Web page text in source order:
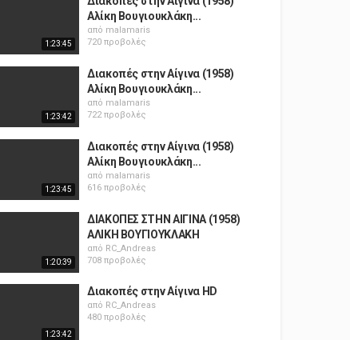
1:23:45
Αλίκη Βουγιουκλάκη...
από malamaris
720 προβολές
1:23:42
Διακοπές στην Αίγινα (1958)
Αλίκη Βουγιουκλάκη...
από malamaris
722 προβολές
1:23:45
Διακοπές στην Αίγινα (1958)
Αλίκη Βουγιουκλάκη...
από malamaris
616 προβολές
1:20:39
ΔΙΑΚΟΠΕΣ ΣΤΗΝ ΑΙΓΙΝΑ (1958)
ΑΛΙΚΗ ΒΟΥΓΙΟΥΚΛΑΚΗ
από RC_Andreas
708 προβολές
1:23:42
Διακοπές στην Αίγινα HD
από RC_Andreas
480 προβολές